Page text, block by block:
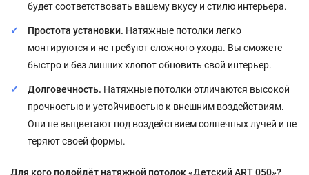
будет соответствовать вашему вкусу и стилю интерьера.
Простота установки. Натяжные потолки легко
монтируются и не требуют сложного ухода. Вы сможете
быстро и без лишних хлопот обновить свой интерьер.
Долговечность. Натяжные потолки отличаются высокой
прочностью и устойчивостью к внешним воздействиям.
Они не выцветают под воздействием солнечных лучей и не
теряют своей формы.
Для кого подойдёт натяжной потолок «Детский ART 050»?